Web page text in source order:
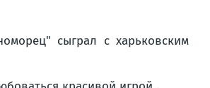
сыграл с харьковским